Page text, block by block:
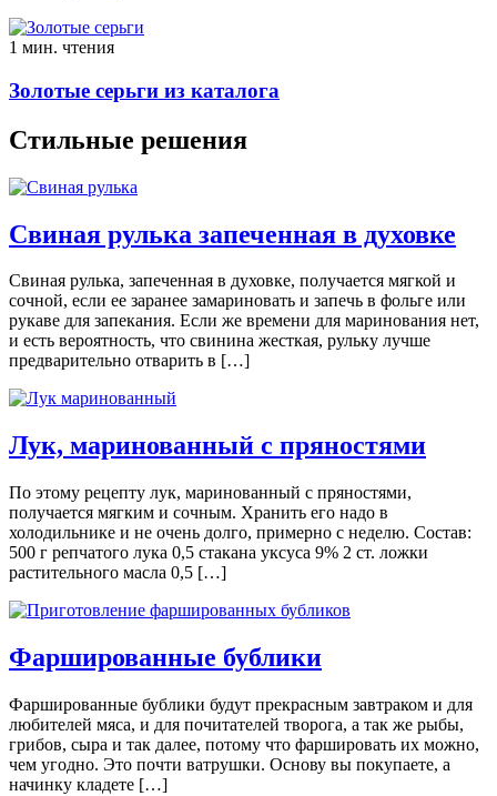
1 мин. чтения
Золотые серьги из каталога
Стильные решения
Свиная рулька запеченная в духовке
Свиная рулька, запеченная в духовке, получается мягкой и
сочной, если ее заранее замариновать и запечь в фольге или
рукаве для запекания. Если же времени для маринования нет,
и есть вероятность, что свинина жесткая, рульку лучше
предварительно отварить в […]
Лук, маринованный с пряностями
По этому рецепту лук, маринованный с пряностями,
получается мягким и сочным. Хранить его надо в
холодильнике и не очень долго, примерно с неделю. Состав:
500 г репчатого лука 0,5 стакана уксуса 9% 2 ст. ложки
растительного масла 0,5 […]
Фаршированные бублики
Фаршированные бублики будут прекрасным завтраком и для
любителей мяса, и для почитателей творога, а так же рыбы,
грибов, сыра и так далее, потому что фаршировать их можно,
чем угодно. Это почти ватрушки. Основу вы покупаете, а
начинку кладете […]